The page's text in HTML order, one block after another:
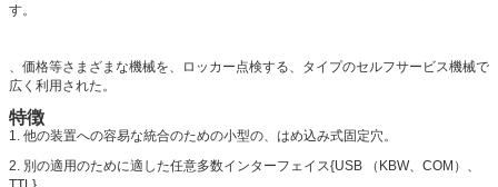
す。
、価格等さまざまな機械を、ロッカー点検する、タイプのセルフサービス機械で
広く利用された。
特徴
1. 他の装置への容易な統合のための小型の、はめ込み式固定穴。
2. 別の適用のために適した任意多数インターフェイス{USB （KBW、COM）、